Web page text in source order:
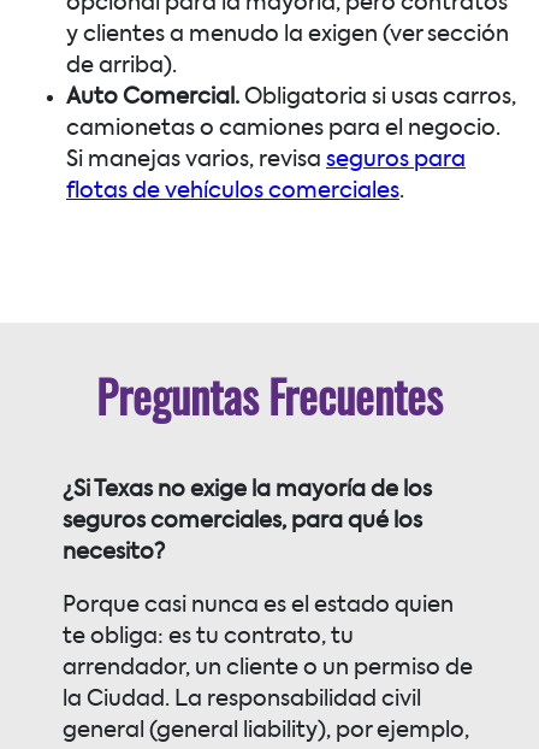
y clientes a menudo la exigen (ver sección
de arriba).
Auto Comercial. Obligatoria si usas carros,
camionetas o camiones para el negocio.
Si manejas varios, revisa seguros para
flotas de vehículos comerciales.
Preguntas Frecuentes
¿Si Texas no exige la mayoría de los
seguros comerciales, para qué los
necesito?
Porque casi nunca es el estado quien
te obliga: es tu contrato, tu
arrendador, un cliente o un permiso de
la Ciudad. La responsabilidad civil
general (general liability), por ejemplo,